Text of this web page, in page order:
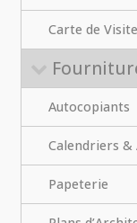
Carte de
Autocopiants
Calendriers &
Papeterie